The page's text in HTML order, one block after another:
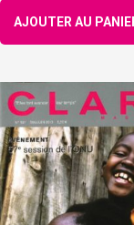
AJOUTER AU